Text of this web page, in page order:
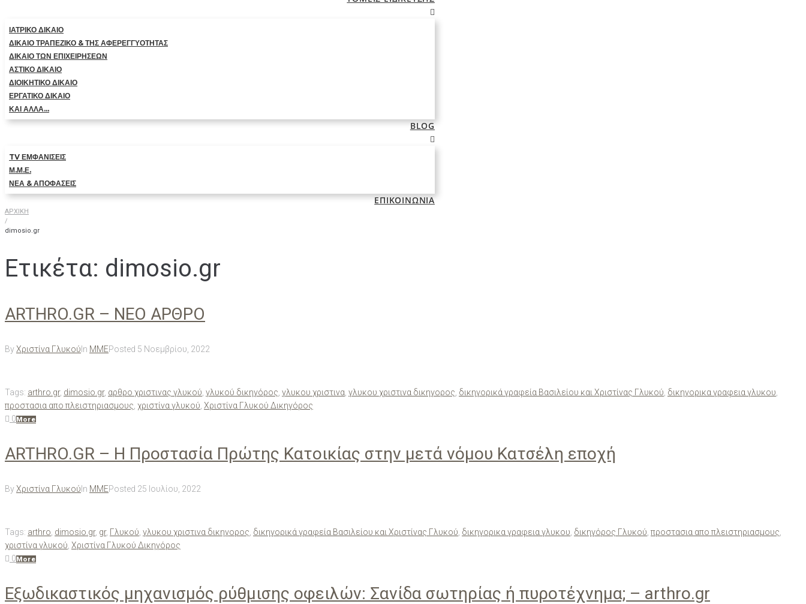
ΙΑΤΡΙΚΟ ΔΙΚΑΙΟ
ΔΙΚΑΙΟ ΤΡΑΠΕΖΙΚΟ & ΤΗΣ ΑΦΕΡΕΓΓΥΟΤΗΤΑΣ
ΔΙΚΑΙΟ ΤΩΝ ΕΠΙΧΕΙΡΗΣΕΩΝ
ΑΣΤΙΚΟ ΔΙΚΑΙΟ
ΔΙΟΙΚΗΤΙΚΟ ΔΙΚΑΙΟ
ΕΡΓΑΤΙΚΟ ΔΙΚΑΙΟ
ΚΑΙ ΑΛΛΑ…
BLOG
TV ΕΜΦΑΝΙΣΕΙΣ
Μ.Μ.Ε.
ΝΕΑ & ΑΠΟΦΑΣΕΙΣ
ΕΠΙΚΟΙΝΩΝΙΑ
ΑΡΧΙΚΗ
/
dimosio.gr
Ετικέτα: dimosio.gr
ARTHRO.GR – ΝΕΟ ΑΡΘΡΟ
ByΧριστίνα Γλυκού In ΜΜΕPosted 5 Νοεμβρίου, 2022
Tags: arthro.gr, dimosio.gr, αρθρο χριστινας γλυκού γλυκού δικηγόρος γλυκου χριστινα γλυκου χριστινα δικηγορος δικηγορικά γραφεία Βασιλείου και Χριστίνας Γλυκού δικηγορικα γραφεια γλυκου
προστασια απο πλειστηριασμους χριστίνα γλυκού Χριστίνα Γλυκού Δικηγόρος
0More
ARTHRO.GR – Η Προστασία Πρώτης Κατοικίας στην μετά νόμου Κατσέλη εποχή
ByΧριστίνα Γλυκού In ΜΜΕPosted 25 Ιουλίου, 2022
Tags: arthro dimosio.gr, gr, Γλυκού γλυκου χριστινα δικηγορος δικηγορικά γραφεία Βασιλείου και Χριστίνας Γλυκού δικηγορικα γραφεια γλυκου δικηγόρος Γλυκού προστασια απο πλειστηριασμους
χριστίνα γλυκού Χριστίνα Γλυκού Δικηγόρος
0More
Εξωδικαστικός μηχανισμός ρύθμισης οφειλών: Σανίδα σωτηρίας ή πυροτέχνημα; – arthro.gr